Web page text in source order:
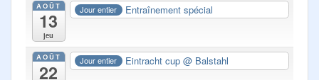
AOÛT
13
jeu
Jour entier Entraînement spécial
AOÛT
22
Jour entier Eintracht cup@ Balstahl